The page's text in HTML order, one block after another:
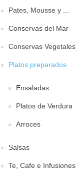
Pates, Mousse y ...
Conservas del Mar
Conservas Vegetales
Platos preparados
Ensaladas
Platos de Verdura
Arroces
Salsas
Te, Cafe e Infusiones